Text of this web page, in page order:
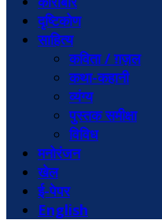
दृष्टिकोण
साहित्य
कविता / ग़ज़ल
कथा-कहानी
व्यंग्य
पुस्तक समीक्षा
विविध
मनोरंजन
खेल
ई-पेपर
English